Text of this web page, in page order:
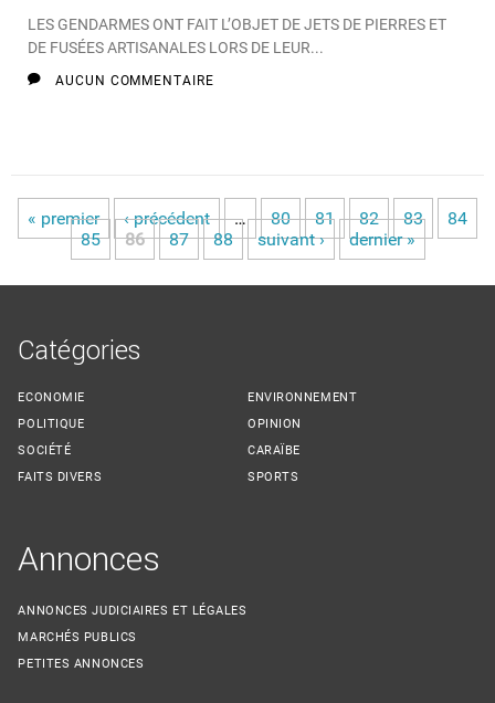
LES GENDARMES ONT FAIT L’OBJET DE JETS DE PIERRES ET
DE FUSÉES ARTISANALES LORS DE LEUR...
AUCUN COMMENTAIRE
Pages
« premier ‹ précédent … 80 81 82 83
84
85
86 87 88 suivant › dernier »
Catégories
ECONOMIE
POLITIQUE
SOCIÉTÉ
FAITS DIVERS
ENVIRONNEMENT
OPINION
CARAÏBE
SPORTS
Annonces
ANNONCES JUDICIAIRES ET LÉGALES
MARCHÉS PUBLICS
PETITES ANNONCES